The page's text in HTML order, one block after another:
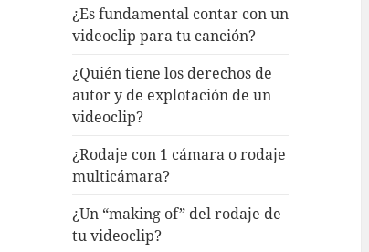
¿Es fundamental contar con un
videoclip para tu canción?
¿Quién tiene los derechos de
autor y de explotación de un
videoclip?
¿Rodaje con 1 cámara o rodaje
multicámara?
¿Un “making of” del rodaje de
tu videoclip?